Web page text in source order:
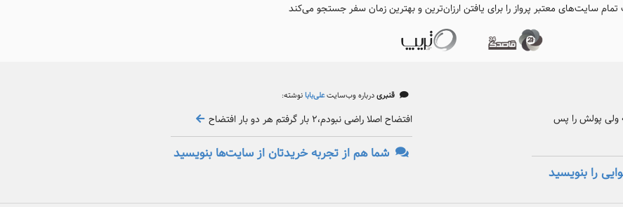
تمام سایت‌های معتبر پرواز را برای یافتن ارزان‌ترین و بهترین زمان سفر جستجو می‌کند
قنبریدرباره وب‌سایتعلی‌بابانوشته:
افتضاح اصلا راضی نبودم،۲ بار گرفتم هر دو بار افتضاح
شما هم از تجربه خریدتان از سایت‌ها بنویسید
ولی پولش را پس
را بنویسید